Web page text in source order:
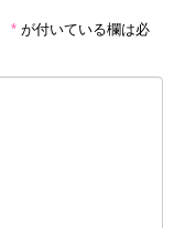
* が付いている欄は必